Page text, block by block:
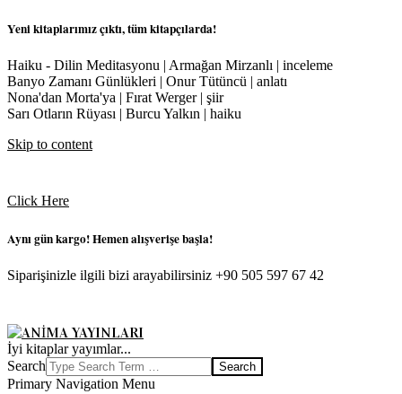
Yeni kitaplarımız çıktı, tüm kitapçılarda!
Haiku - Dilin Meditasyonu | Armağan Mirzanlı | inceleme
Banyo Zamanı Günlükleri | Onur Tütüncü | anlatı
Nona'dan Morta'ya | Fırat Werger | şiir
Sarı Otların Rüyası | Burcu Yalkın | haiku
Skip to content
Click Here
Aynı gün kargo! Hemen alışverişe başla!
Siparişinizle ilgili bizi arayabilirsiniz +90 505 597 67 42
ANIMA
YAYINLARI
İyi kitaplar yayımlar...
Search
Primary Navigation Menu